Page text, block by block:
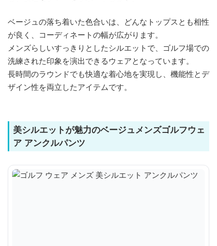
ベージュの落ち着いた色合いは、どんなトップスとも相性
が良く、コーディネートの幅が広がります。
メンズらしいすっきりとしたシルエットで、ゴルフ場での
洗練された印象を演出できるウェアとなっています。
長時間のラウンドでも快適な着心地を実現し、機能性とデ
ザイン性を両立したアイテムです。
美シルエットが魅力のベージュメンズゴルフウェ
ア アンクルパンツ